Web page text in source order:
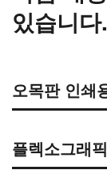
있습니다.
오목판 인쇄
플렉소그래